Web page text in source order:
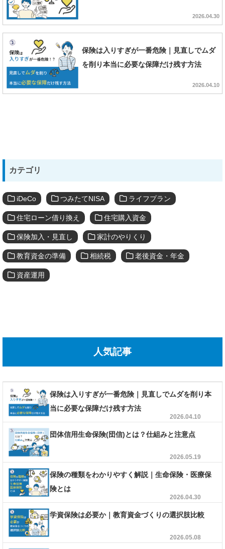
2026.04.30
保険は入りすぎが一番危険｜見直しでムダ
を削り本当に必要な保障だけ残す方法
2026.04.10
カテゴリ
iDeCo つみたてNISA ライフプラン
住宅ローン借り換え 住宅購入資金
保険加入・見直し 家計のやりくり
教育資金の準備 相続税 老後資金・年金
資産運用
人気記事
保険は入りすぎが一番危険｜見直しでムダを削り本
当に必要な保障だけ残す方法
2026.04.10
団体信用生命保険(団信)とは？仕組みと注意点
2026.05.19
保険の種類をわかりやすく解説｜生命保険・医療保
険とは
2026.04.30
学資保険は必要か｜教育資金づくりの選択肢比較
2026.05.08